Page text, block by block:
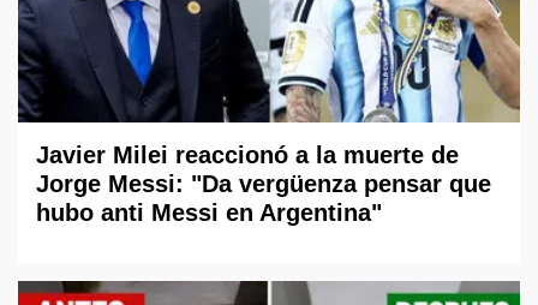
Javier Milei reaccionó a la muerte de
Jorge Messi: "Da vergüenza pensar que
hubo anti Messi en Argentina"